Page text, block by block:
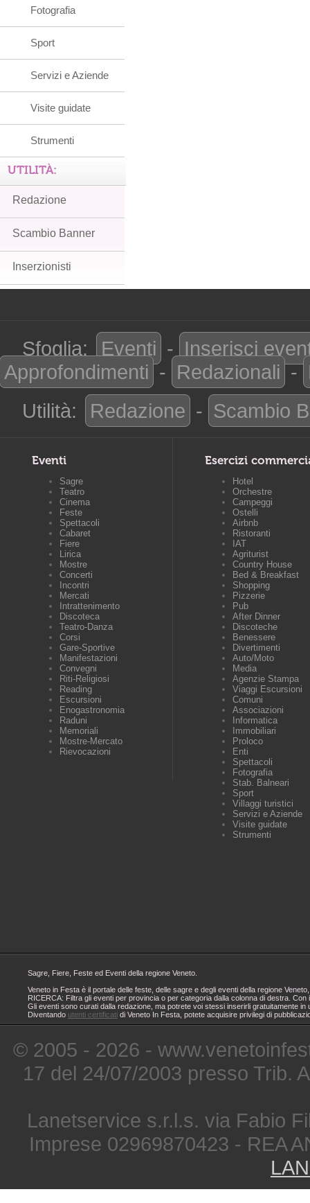
Fotografia
Sport
Servizi e Aziende
Visite guidate
Strumenti
UTILITÀ:
Redazione
Scambio Banner
Inserzionisti
Sfoglia: Eventi - Inserisci
Approfondimenti - Redazionali -
Utilità:
Redazione - Scambio
Eventi
Sagre
Teatro
Cinema
Feste
Spettacoli
Cabaret
Fiere
Lirica
Mostre
Concerti
Incontri
Mercati
Intrattenimento
Discoteca
Teatro-Danza
Corsi
Gare-Sportive
Manifestazioni
Convegni
Riti-Religiosi
Reading
Escursioni
Enogastronomia
Raduni
Memoriali
Mostre-Mercato
Rievocazioni
Esercizi
Hotel
Orchestre
Campeggi
Ostelli
Airbnb
Ristoranti
IAT
Agriturist
Country House
Bed & Breakfast
Shopping
Pizzerie
Pub
After Dinner
Discoteche
Benessere
Divertimenti
Auto/Moto
Media
Agenzie Stampa
Viaggi Escursioni
Comuni
Associazioni
Informatica
Immobiliari
Proloco
Enti
Spettacoli
Fotografia
Stab. Balneari
Sport
Villaggi turistici
Servizi e Aziende
Visite guidate
Strumenti
Sagre, Fiere, Feste ed Eventi della regione Veneto.
Veneto in Festa è il portale delle feste, delle sagre e degli eventi della regione
RICERCA: Filtra gli eventi per provincia o per categoria dalla colonna di destra.
Gli eventi sono curati dalla redazione, ma potrete voi stessi inserirli gratuitamente
Diventando utenti certificati di Veneto In Festa, potete acquisire privilegi di
© 2005 - 2026 -
17 del 24/07/2003 presso Trib.
Lanetservice s.r.l.s. via Fabio
Imprese 02969870423 - REA